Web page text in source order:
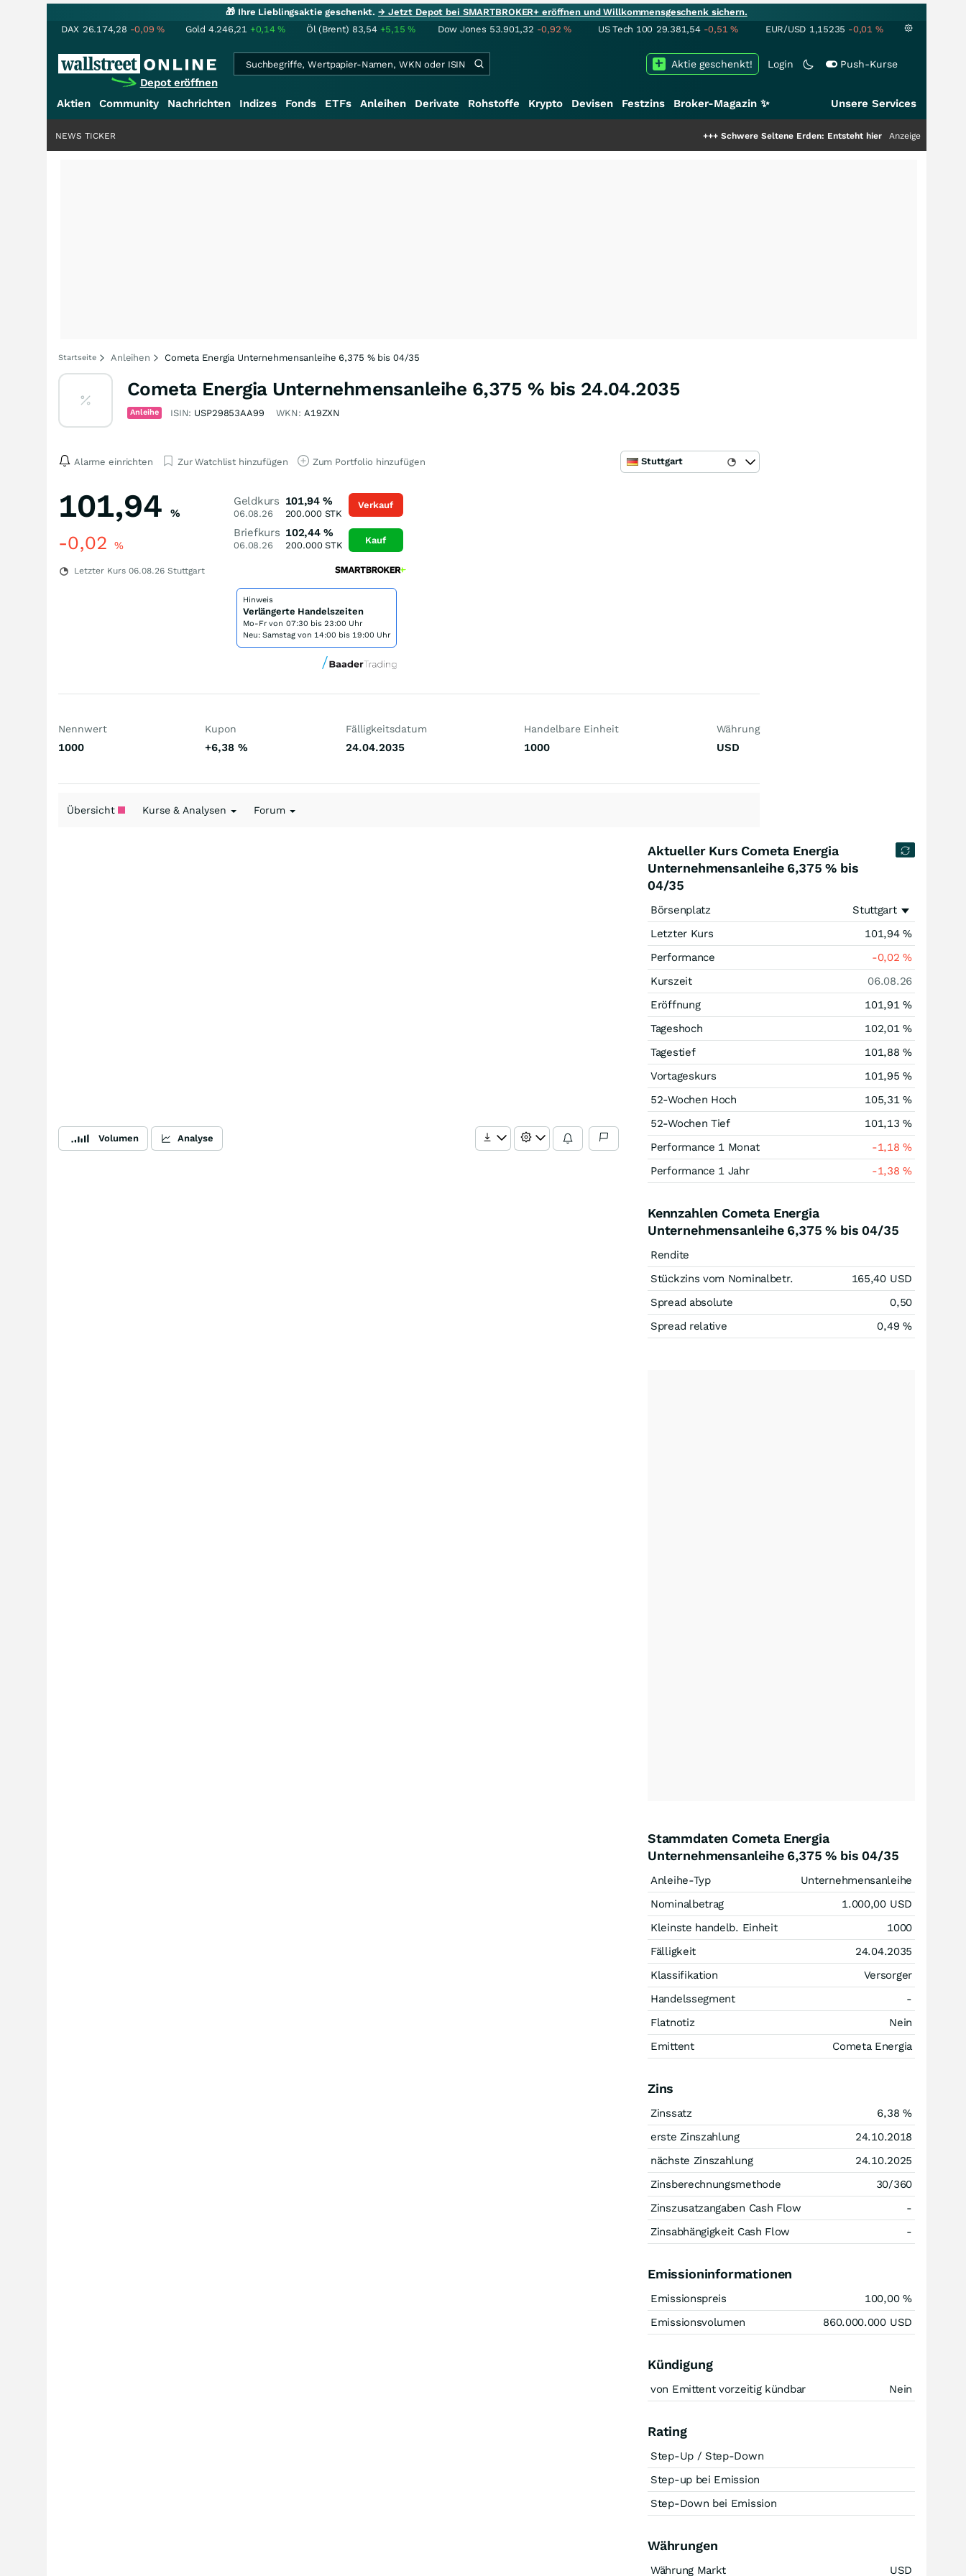
🎁 Ihre Lieblingsaktie geschenkt.→ Jetzt Depot bei SMARTBROKER+ eröffnen und Willkommensgeschenk sichern.
DAX 26.174,28 -0,09% Gold 4.246,21 +0,14% Öl (Brent) 83,54 +5,15% Dow Jones 53.901,32 -0,92% US Tech 100 29.381,54 -0,51% EUR/USD 1,15235 -0,01 %
Depot eröffnen
Login Push-Kurse
Aktie geschenkt!
Aktien Community Nachrichten Indizes Fonds ETFs Anleihen Derivate Rohstoffe Krypto Devisen Festzins Broker-Magazin ✨ Unsere Services
Schwere Seltene Erden: Entsteht hier die nächste Milliardenstory?
Anzeige
NEWS TICKER
Startseite Anleihen Cometa Energia Unternehmensanleihe 6,375 % bis 04/35
Cometa Energia Unternehmensanleihe 6,375 % bis 24.04.2035
Anleihe ISIN: USP29853AA99 WKN: A19ZXN
Alarme einrichten Zur Watchlist hinzufügen Zum Portfolio hinzufügen Stuttgart
101,94 %
-0,02 %
Letzter Kurs 06.08.26 Stuttgart
Geldkurs
06.08.26
101,94 %
200.000STK
Briefkurs
06.08.26
102,44 %
200.000STK
Verkauf
Kauf
Hinweis
Verlängerte Handelszeiten
Mo-Fr von 07:30 bis 23:00 Uhr
Neu: Samstag von 14:00 bis 19:00 Uhr
Nennwert
1000
Kupon
+6,38 %
Fälligkeitsdatum
24.04.2035
Handelbare Einheit
1000
Währung
USD
Übersicht Kurse & Analysen Forum
Volumen Analyse
Aktueller Kurs Cometa Energia
Unternehmensanleihe 6,375 % bis
04/35
Börsenplatz
Stuttgart
Letzter Kurs
101,94 %
Performance
-0,02%
Kurszeit
06.08.26
Eröffnung
101,91 %
Tageshoch
102,01 %
Tagestief
101,88 %
Vortageskurs
101,95%
52-Wochen Hoch
105,31%
52-Wochen Tief
101,13%
Performance 1 Monat
-1,18%
Performance 1 Jahr
-1,38%
Kennzahlen Cometa Energia
Unternehmensanleihe 6,375 % bis 04/35
Rendite
Stückzins vom Nominalbetr.
165,40 USD
Spread absolute
0,50
Spread relative
0,49 %
Stammdaten Cometa Energia
Unternehmensanleihe 6,375 % bis 04/35
Anleihe-Typ
Unternehmensanleihe
Nominalbetrag
1.000,00 USD
Kleinste handelb. Einheit
1000
Fälligkeit
24.04.2035
Klassifikation
Versorger
Handelssegment
-
Flatnotiz
Nein
Emittent
Cometa Energia
Zins
Zinssatz 6,38 %
erste Zinszahlung
24.10.2018
nächste Zinszahlung
24.10.2025
Zinsberechnungsmethode
30/360
Zinszusatzangaben Cash Flow
-
Zinsabhängigkeit Cash Flow
-
Emissioninformationen
Emissionspreis 100,00 %
Emissionsvolumen
860.000.000 USD
Kündigung
von Emittent vorzeitig kündbar Nein
Rating
Step-Up / Step-Down
Step-up bei Emission
Step-Down bei Emission
Währungen
Währung Markt USD